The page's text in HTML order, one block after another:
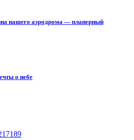
нашего аэродрома — планерный
о небе